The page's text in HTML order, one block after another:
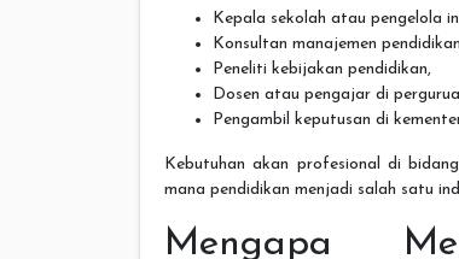
Kepala sekolah atau pengelola
Konsultan manajemen
Peneliti kebijakan pendidikan,
Dosen atau pengajar di
Pengambil keputusan di
Kebutuhan akan profesional di
mana pendidikan menjadi salah satu
Mengapa